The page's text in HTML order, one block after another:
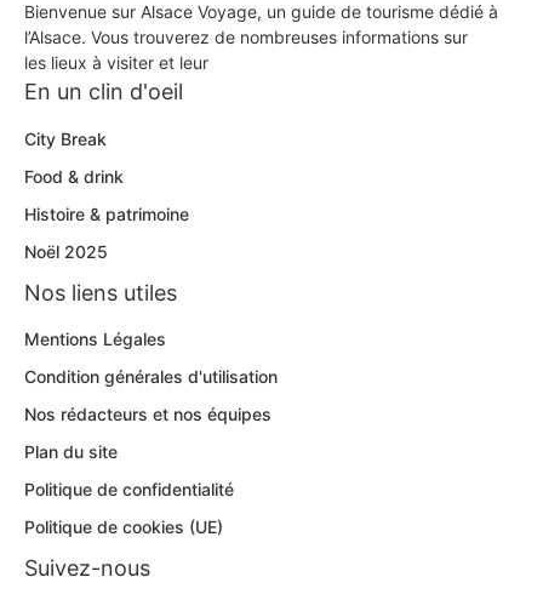
Bienvenue sur Alsace Voyage, un guide de tourisme dédié à
l’Alsace. Vous trouverez de nombreuses informations sur
les lieux à visiter et leur
En un clin d'oeil
City Break
Food & drink
Histoire & patrimoine
Noël 2025
Nos liens utiles
Mentions Légales
Condition générales d'utilisation
Nos rédacteurs et nos équipes
Plan du site
Politique de confidentialité
Politique de cookies (UE)
Suivez-nous